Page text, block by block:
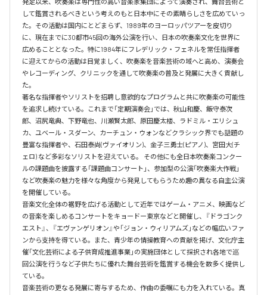
発足以来、吹奏楽は専門性の高い音楽家集団によって演奏され、舞台芸術と
して鑑賞されるべきという考えのもと日本中にその素晴らしさを広めていっ
た。その活動は国内にとどまらず、1989年のヨーロッパツアーを皮切り
に、現在までに30都市45回の海外公演を行い、日本の吹奏楽文化を世界に
広めることとなった。特に1984年にフレデリック・フェネルを常任指揮者
に迎えてからの活動は目覚ましく、吹奏楽を音楽芸術の域へと高め、演奏会
やレコーディング、クリニックを通して吹奏楽の普及と発展に大きく貢献し
た。
著名な指揮者やソリストを招聘し意欲的なプログラムと共に吹奏楽の可能性
を追求し続けている。これまで「定期演奏会」では、秋山和慶、飯守泰次
郎、沼尻竜典、下野竜也、川瀬賢太郎、原田慶太楼、ラドミル・エリシュ
カ、ユベール・スダーン、カーチュン・ウォンなどクラシック界でも話題の
豊富な指揮者や、石田泰尚(ヴァイオリン)、金子三勇士(ピアノ)、宮田大(チ
ェロ) など多彩なソリストを迎えている。 その他にも全日本吹奏楽コンクー
ルの課題曲を披露する「課題曲コンサート」、参加型の公演「吹奏楽大作戦」
など吹奏楽の魅力を様々な角度から発見してもらうため趣の異なる自主公演
を開催している。
音楽文化全体の裾野を広げる活動として近年ではゲーム・アニメ、映画など
の音楽を楽しめるコンサートをキョードー東京などと開催し、『ドラゴンク
エスト』、『エヴァンゲリオン』や「ジョン・ウィリアムズ」などの幅広いファ
ンから支持を得ている。また、青少年の情操教育への貢献を掲げ、文化庁主
催「文化芸術による子供育成推進事業」の実施団体として採択され各地で巡
回公演を行うなど子供たちに優れた舞台芸術を鑑賞する機会を数多く提供し
ている。
音楽芸術の更なる発展に寄与するため、作曲の委嘱にも力を入れている。真